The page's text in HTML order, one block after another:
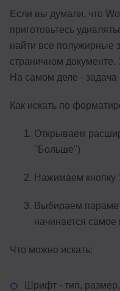
Если вы думали, что
приготовьтесь
найти все полужирные
страничном документе.
На самом деле - задача
Как искать по
Открываем
"Больше")
Нажимаем кнопку
Выбираем
начинается самое
Что можно искать:
Шрифт - тип,